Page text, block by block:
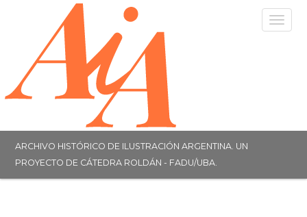
ARCHIVO HISTÓRICO DE ILUSTRACIÓN ARGENTINA. UN
PROYECTO DE CÁTEDRA ROLDÁN - FADU/UBA.